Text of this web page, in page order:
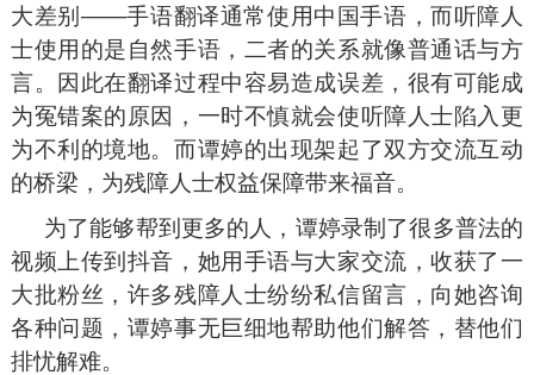
大差别——手语翻译通常使用中国手语，而听障人
士使用的是自然手语，二者的关系就像普通话与方
言。因此在翻译过程中容易造成误差，很有可能成
为冤错案的原因，一时不慎就会使听障人士陷入更
为不利的境地。而谭婷的出现架起了双方交流互动
的桥梁，为残障人士权益保障带来福音。
为了能够帮到更多的人，谭婷录制了很多普法的
视频上传到抖音，她用手语与大家交流，收获了一
大批粉丝，许多残障人士纷纷私信留言，向她咨询
各种问题，谭婷事无巨细地帮助他们解答，替他们
排忧解难。